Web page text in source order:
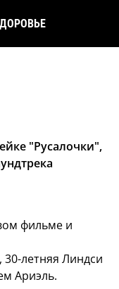
"Русалочки",
фильме и
30-летняя Линдси
Ариэль.